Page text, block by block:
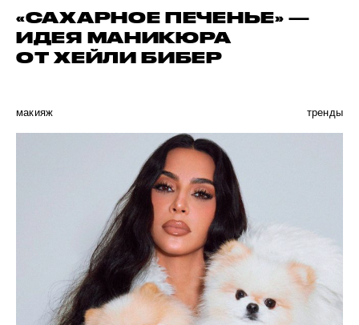
«САХАРНОЕ ПЕЧЕНЬЕ» —
ИДЕЯ МАНИКЮРА
ОТ ХЕЙЛИ БИБЕР
макияж тренды